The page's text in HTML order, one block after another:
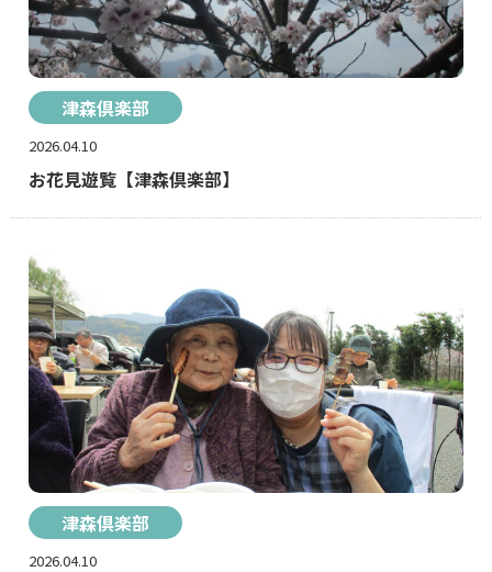
津森倶楽部
2026.04.10
お花見遊覧【津森倶楽部】
津森倶楽部
2026.04.10